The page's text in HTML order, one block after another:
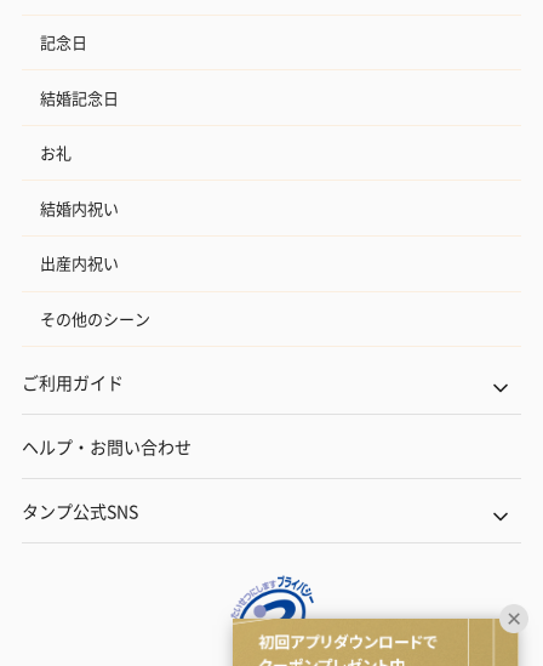
記念日
結婚記念日
お礼
結婚内祝い
出産内祝い
その他のシーン
ご利用ガイド
ヘルプ・お問い合わせ
タンプ公式SNS